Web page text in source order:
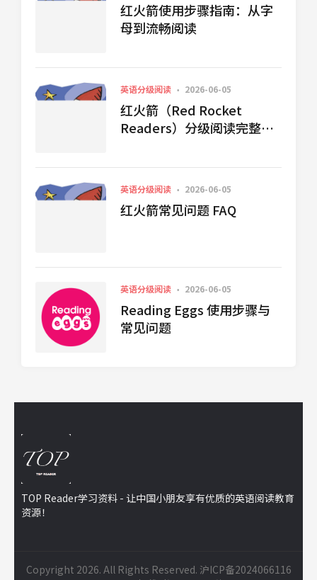
红火箭使用步骤指南：从字
母到流畅阅读
英语分级阅读 2026-06-05
红火箭（Red Rocket
Readers）分级阅读完整介
英语分级阅读 2026-06-05
红火箭常见问题 FAQ
英语分级阅读 2026-06-05
Reading Eggs 使用步骤与
常见问题
TOP Reader学习资料 - 让中国小朋友享有优质的英语阅读教育
资源！
Copyright 2026. All Rights Reserved. 沪ICP备2024066116